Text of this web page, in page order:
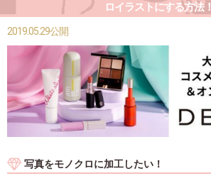
ロイラストにする方法！
2019.05.29公開
写真をモノクロに加工したい！